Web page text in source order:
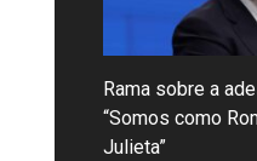
Rama sobre a
“Somos como
Julieta”